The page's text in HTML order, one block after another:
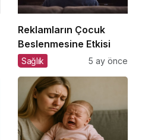
Reklamların Çocuk
Beslenmesine Etkisi
Sağlık 5 ay önce